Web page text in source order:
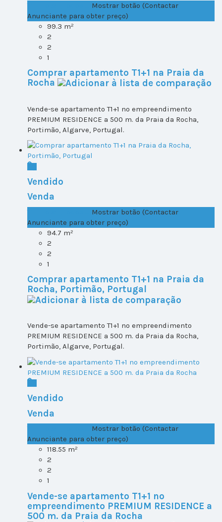
Mostrar botão (Contactar
Anunciante para obter preço)
99.3 m²
2
2
1
Comprar apartamento T1+1 na Praia da
Rocha
Vende-se apartamento T1+1 no empreendimento
PREMIUM RESIDENCE a 500 m. da Praia da Rocha,
Portimão, Algarve, Portugal.
Vendido
Venda
Mostrar botão (Contactar
Anunciante para obter preço)
94.7 m²
2
2
1
Comprar apartamento T1+1 na Praia da
Rocha, Portimão, Portugal
Vende-se apartamento T1+1 no empreendimento
PREMIUM RESIDENCE a 500 m. da Praia da Rocha,
Portimão, Algarve, Portugal.
Vendido
Venda
Mostrar botão (Contactar
Anunciante para obter preço)
118.55 m²
2
2
1
Vende-se apartamento T1+1 no
empreendimento PREMIUM RESIDENCE a
500 m. da Praia da Rocha